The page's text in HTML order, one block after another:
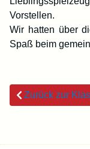
Vorstellen.
Wir hatten über
Spaß beim
Zurück zur